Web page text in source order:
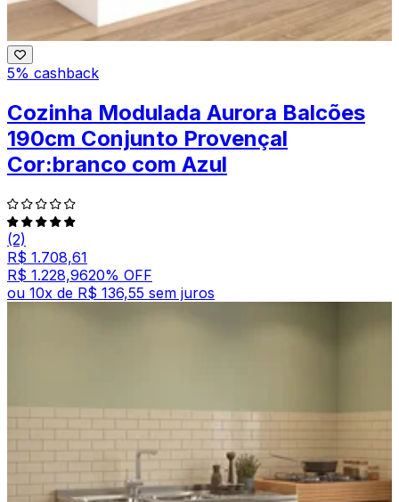
5% cashback
Cozinha Modulada Aurora Balcões
190cm Conjunto Provençal
Cor:branco com Azul
(2)
R$ 1.708,61
R$ 1.228,9620% OFF
ou 10x de R$ 136,55 sem juros